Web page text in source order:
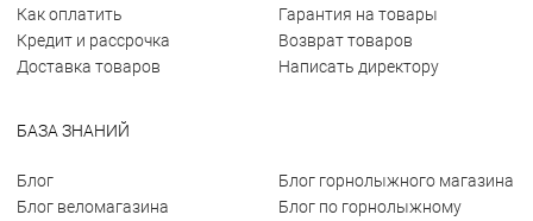
Как оплатить
Кредит и рассрочка
Доставка товаров
Гарантия на товары
Возврат товаров
Написать директору
БАЗА ЗНАНИЙ
Блог
Блог веломагазина
Блог горнолыжного магазина
Блог по горнолыжному